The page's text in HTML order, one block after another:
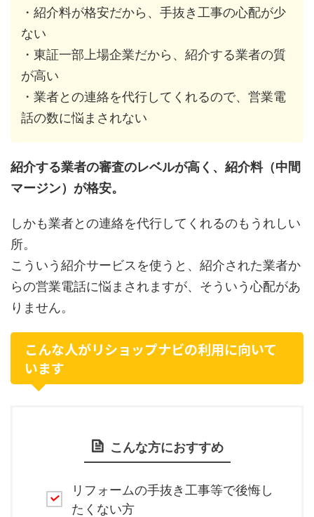
・紹介料が格安だから、手抜き工事の心配が少
ない
・東証一部上場企業だから、紹介する業者の質
が高い
・業者との連絡を代行してくれるので、営業電
話の数に悩まされない
紹介する業者の審査のレベルが高く、紹介料（中間
マージン）が格安。
しかも業者との連絡を代行してくれるのもうれしい
所。
こういう紹介サービスを使うと、紹介された業者か
らの営業電話に悩まされますが、そういう心配があ
りません。
こんな人がリショップナビの利用に向いて
います
こんな方におすすめ
リフォームの手抜き工事等で後悔し
たくない方